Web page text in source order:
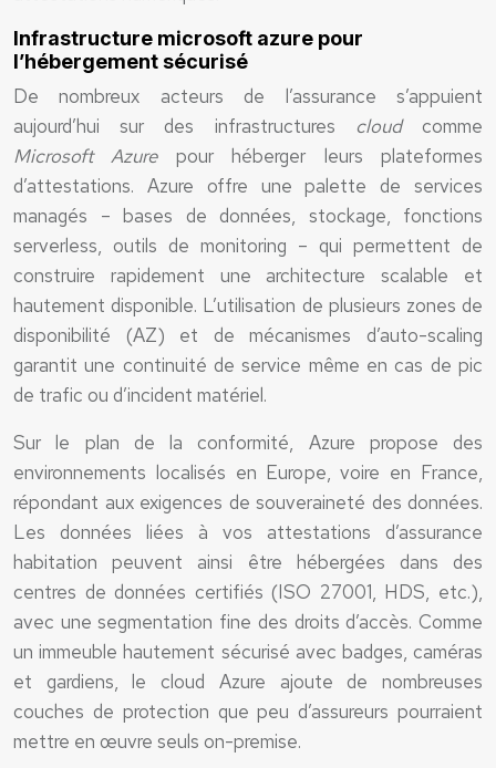
Infrastructure microsoft azure pour
l’hébergement sécurisé
De nombreux acteurs de l’assurance s’appuient
aujourd’hui sur des infrastructures cloudcomme
Microsoft Azurepour héberger leurs plateformes
d’attestations. Azure offre une palette de services
managés – bases de données, stockage, fonctions
serverless, outils de monitoring – qui permettent de
construire rapidement une architecture scalable et
hautement disponible. L’utilisation de plusieurs zones de
disponibilité (AZ) et de mécanismes d’auto-scaling
garantit une continuité de service même en cas de pic
de trafic ou d’incident matériel.
Sur le plan de la conformité, Azure propose des
environnements localisés en Europe, voire en France,
répondant aux exigences de souveraineté des données.
Les données liées à vos attestations d’assurance
habitation peuvent ainsi être hébergées dans des
centres de données certifiés (ISO 27001, HDS, etc.),
avec une segmentation fine des droits d’accès. Comme
un immeuble hautement sécurisé avec badges, caméras
et gardiens, le cloud Azure ajoute de nombreuses
couches de protection que peu d’assureurs pourraient
mettre en œuvre seuls on-premise.